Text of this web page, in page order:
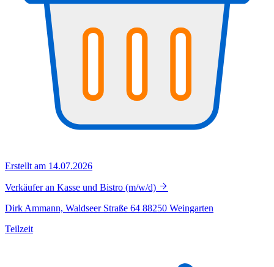
Erstellt am 14.07.2026
Verkäufer an Kasse und Bistro (m/w/d)
Dirk Ammann, Waldseer Straße 64 88250 Weingarten
Teilzeit